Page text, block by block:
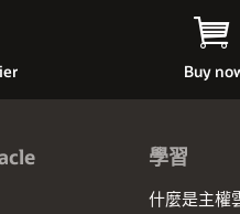
Buy
學習
什麼是主權